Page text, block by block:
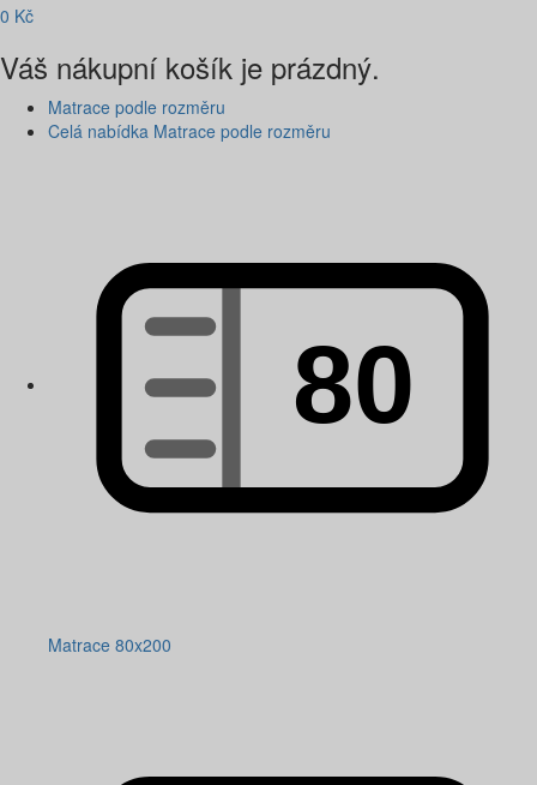
0 Kč
Váš nákupní košík je prázdný.
Matrace podle rozměru
Celá nabídka Matrace podle rozměru
Matrace 80x200